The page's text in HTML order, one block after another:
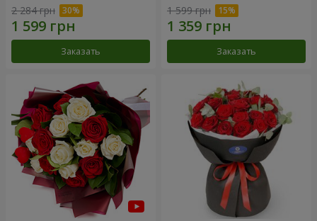
2 284 грн
Заказать
1 599 грн
Заказать